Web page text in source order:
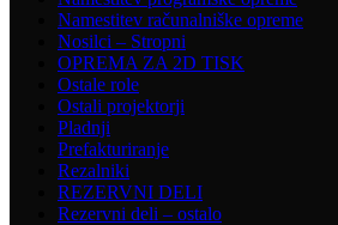
Namestitev računalniške opreme
Nosilci – Stropni
OPREMA ZA 2D TISK
Ostale role
Ostali projektorji
Pladnji
Prefakturiranje
Rezalniki
REZERVNI DELI
Rezervni deli – ostalo